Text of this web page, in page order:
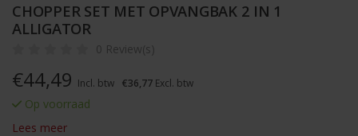
CHOPPER SET MET OPVANGBAK 2 IN 1
ALLIGATOR
0 Review(s)
€44,49 Incl. btw €36,77 Excl. btw
Op voorraad
Lees meer